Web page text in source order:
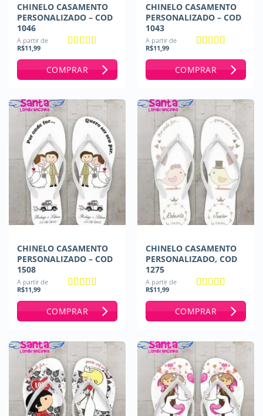
CHINELO CASAMENTO
PERSONALIZADO – COD
1046
A partir de
R$11,99
COMPRAR
CHINELO CASAMENTO
PERSONALIZADO – COD
1043
A partir de
R$11,99
COMPRAR
CHINELO CASAMENTO
PERSONALIZADO – COD
1508
A partir de
R$11,99
COMPRAR
CHINELO CASAMENTO
PERSONALIZADO, COD
1275
A partir de
R$11,99
COMPRAR